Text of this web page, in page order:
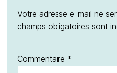
Votre adresse e-mail ne
champs obligatoires sont
Commentaire *